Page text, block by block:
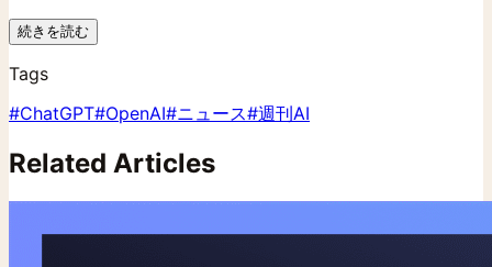
続きを読む
Tags
#ChatGPT#OpenAI#ニュース#週刊AI
Related Articles